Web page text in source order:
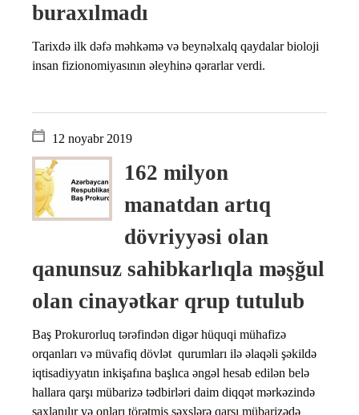
buraxılmadı
Tarixdə ilk dəfə məhkəmə və beynəlxalq qaydalar bioloji
insan fizionomiyasının əleyhinə qərarlar verdi.
12 noyabr 2019
162 milyon
manatdan artıq
dövriyyəsi olan
qanunsuz sahibkarlıqla məşğul
olan cinayətkar qrup tutulub
Baş Prokurorluq tərəfindən digər hüquqi mühafizə
orqanları və müvafiq dövlət qurumları ilə əlaqəli şəkildə
iqtisadiyyatın inkişafına başlıca əngəl hesab edilən belə
hallara qarşı mübarizə tədbirləri daim diqqət mərkəzində
saxlanılır və onları törətmiş şəxslərə qarşı mübarizədə